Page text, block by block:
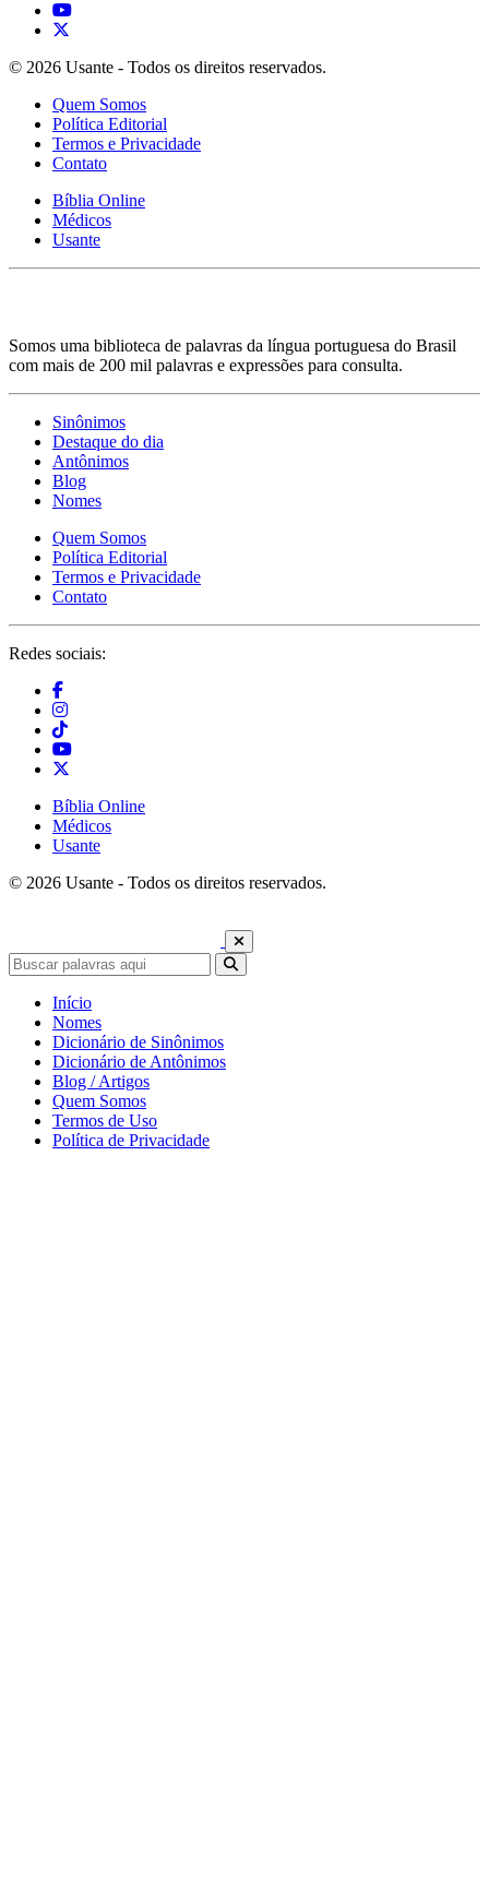
© 2026 Usante - Todos os direitos reservados.
Quem Somos
Política Editorial
Termos e Privacidade
Contato
Bíblia Online
Médicos
Usante
Somos uma biblioteca de palavras da língua portuguesa do Brasil
com mais de 200 mil palavras e expressões para consulta.
Sinônimos
Destaque do dia
Antônimos
Blog
Nomes
Quem Somos
Política Editorial
Termos e Privacidade
Contato
Redes sociais:
Bíblia Online
Médicos
Usante
© 2026 Usante - Todos os direitos reservados.
Início
Nomes
Dicionário de Sinônimos
Dicionário de Antônimos
Blog / Artigos
Quem Somos
Termos de Uso
Política de Privacidade